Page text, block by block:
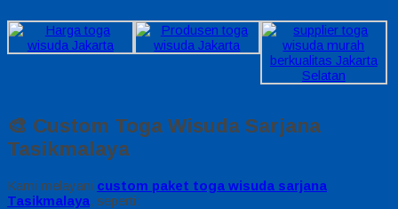
🎨 Custom Toga Wisuda Sarjana
Tasikmalaya
Kami melayani custom paket toga wisuda sarjana
Tasikmalaya, seperti: